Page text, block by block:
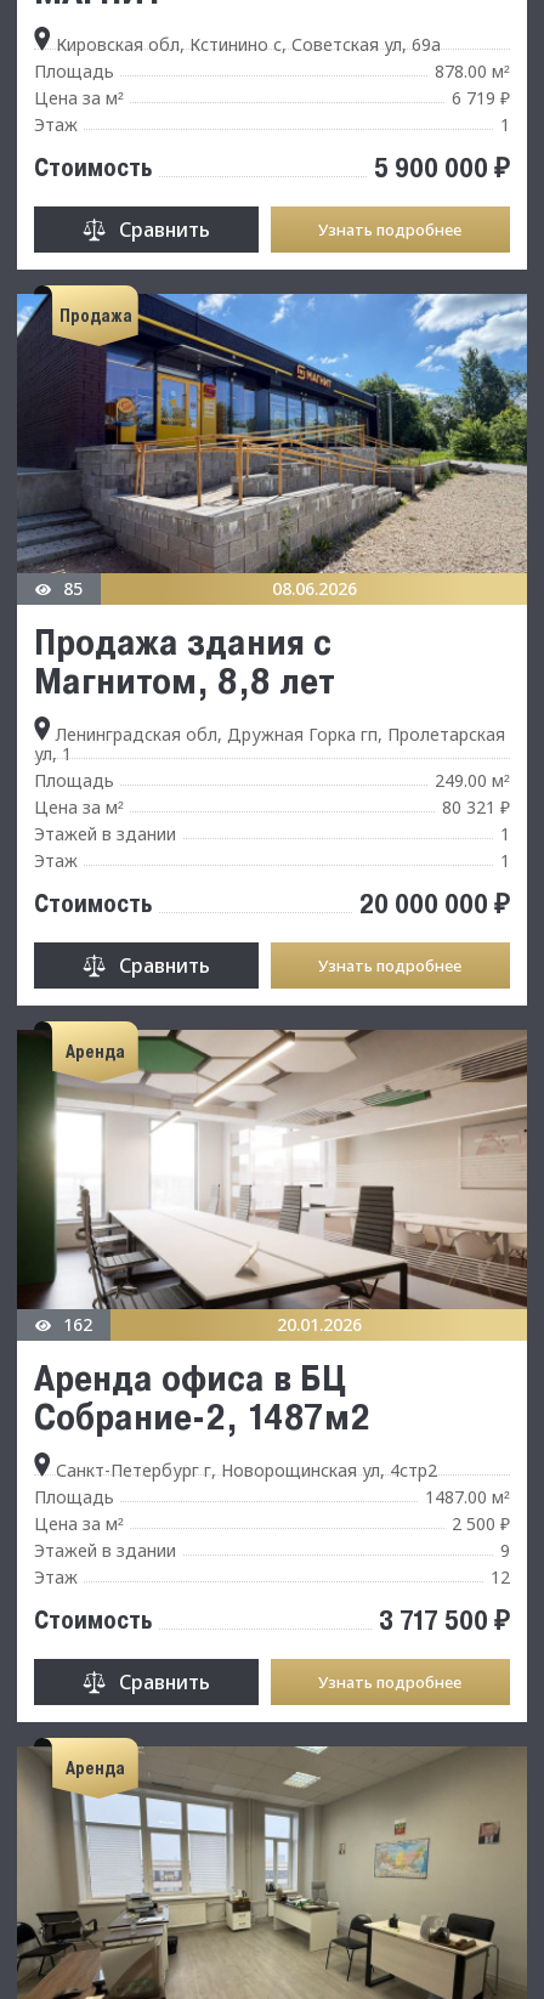
Кировская обл, Кстинино с, Советская ул, 69а
Площадь
878.00 м²
Цена за м²
6 719 ₽
Этаж
1
Стоимость 5 900 000 ₽
Сравнить Узнать подробнее
Продажа
85 08.06.2026
Продажа здания с
Магнитом, 8,8 лет
Ленинградская обл, Дружная Горка гп, Пролетарская
ул, 1
Площадь
249.00 м²
Цена за м²
80 321 ₽
Этажей в здании
1
Этаж
1
Стоимость 20 000 000 ₽
Сравнить Узнать подробнее
Аренда
162 20.01.2026
Аренда офиса в БЦ
Собрание-2, 1487м2
Санкт-Петербург г, Новорощинская ул, 4стр2
Площадь
1487.00 м²
Цена за м²
2 500 ₽
Этажей в здании
9
Этаж
12
Стоимость 3 717 500 ₽
Сравнить Узнать подробнее
Аренда